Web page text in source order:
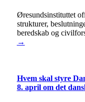
Øresundsinstituttet
strukturer,
beredskab og
→
Hvem skal styre
8. april om det